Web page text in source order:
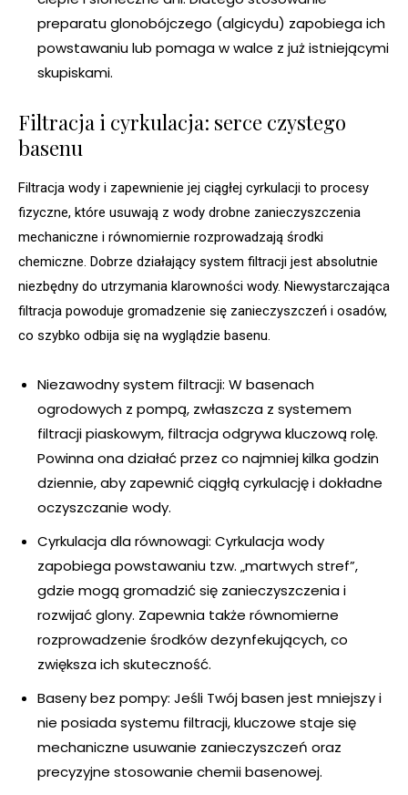
preparatu glonobójczego (algicydu) zapobiega ich
powstawaniu lub pomaga w walce z już istniejącymi
skupiskami.
Filtracja i cyrkulacja: serce czystego
basenu
Filtracja wody i zapewnienie jej ciągłej cyrkulacji to procesy
fizyczne, które usuwają z wody drobne zanieczyszczenia
mechaniczne i równomiernie rozprowadzają środki
chemiczne. Dobrze działający system filtracji jest absolutnie
niezbędny do utrzymania klarowności wody. Niewystarczająca
filtracja powoduje gromadzenie się zanieczyszczeń i osadów,
co szybko odbija się na wyglądzie basenu.
Niezawodny system filtracji: W basenach
ogrodowych z pompą, zwłaszcza z systemem
filtracji piaskowym, filtracja odgrywa kluczową rolę.
Powinna ona działać przez co najmniej kilka godzin
dziennie, aby zapewnić ciągłą cyrkulację i dokładne
oczyszczanie wody.
Cyrkulacja dla równowagi: Cyrkulacja wody
zapobiega powstawaniu tzw. „martwych stref”,
gdzie mogą gromadzić się zanieczyszczenia i
rozwijać glony. Zapewnia także równomierne
rozprowadzenie środków dezynfekujących, co
zwiększa ich skuteczność.
Baseny bez pompy: Jeśli Twój basen jest mniejszy i
nie posiada systemu filtracji, kluczowe staje się
mechaniczne usuwanie zanieczyszczeń oraz
precyzyjne stosowanie chemii basenowej.